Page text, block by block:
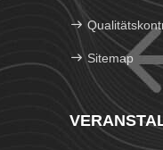
Sitemap